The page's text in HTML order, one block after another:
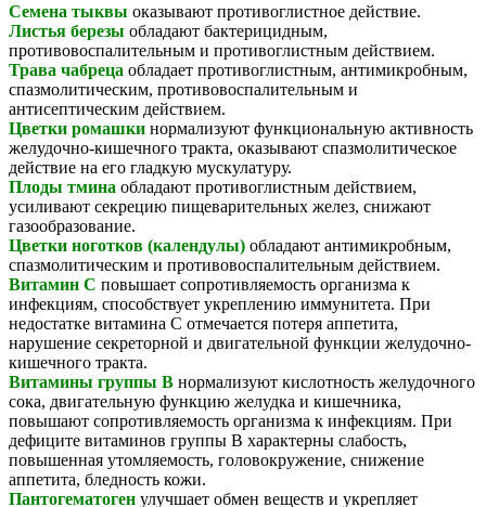
Семена тыквы оказывают противоглистное действие.
Листья березы обладают бактерицидным,
противовоспалительным и противоглистным действием.
Трава чабреца обладает противоглистным, антимикробным,
спазмолитическим, противовоспалительным и
антисептическим действием.
Цветки ромашки нормализуют функциональную активность
желудочно-кишечного тракта, оказывают спазмолитическое
действие на его гладкую мускулатуру.
Плоды тмина обладают противоглистным действием,
усиливают секрецию пищеварительных желез, снижают
газообразование.
Цветки ноготков (календулы) обладают антимикробным,
спазмолитическим и противовоспалительным действием.
Витамин С повышает сопротивляемость организма к
инфекциям, способствует укреплению иммунитета. При
недостатке витамина С отмечается потеря аппетита,
нарушение секреторной и двигательной функции желудочно-
кишечного тракта.
Витамины группы B нормализуют кислотность желудочного
сока, двигательную функцию желудка и кишечника,
повышают сопротивляемость организма к инфекциям. При
дефиците витаминов группы B характерны слабость,
повышенная утомляемость, головокружение, снижение
аппетита, бледность кожи.
Пантогематоген улучшает обмен веществ и укрепляет